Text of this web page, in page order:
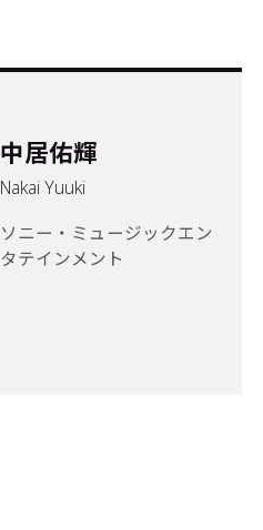
中居佑輝
Nakai Yuuki
ソニー・ミュージックエン
タテインメント